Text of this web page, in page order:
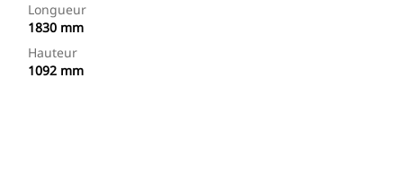
Longueur
1830 mm
Hauteur
1092 mm